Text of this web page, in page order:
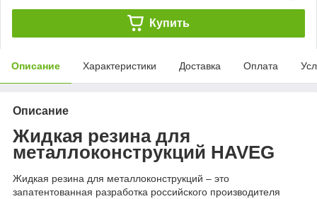
Купить
Описание Характеристики Доставка Оплата
Описание
Жидкая резина для
металлоконструкций HAVEG
Жидкая резина для металлоконструкций – это
запатентованная разработка российского производителя